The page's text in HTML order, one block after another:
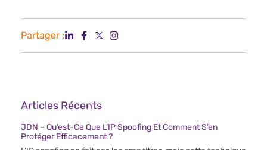
Partager :
Articles Récents
JDN – Qu’est-Ce Que L’IP Spoofing Et Comment S’en
Protéger Efficacement ?